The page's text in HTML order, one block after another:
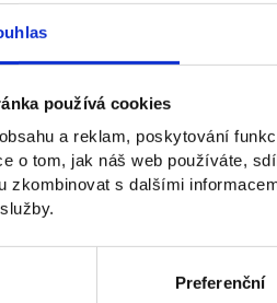
používá cookies
a reklam, poskytování
o tom, jak náš web používáte,
zkombinovat s dalšími
Preferenční